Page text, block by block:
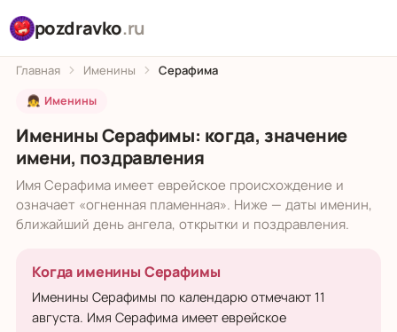
pozdravko.ru
Главная Именины Серафима
👧 Именины
Именины Серафимы: когда, значение
имени, поздравления
Имя Серафима имеет еврейское происхождение и
означает «огненная пламенная». Ниже — даты именин,
ближайший день ангела, открытки и поздравления.
Когда именины Серафимы
Именины Серафимы по календарю отмечают 11
августа. Имя Серафима имеет еврейское